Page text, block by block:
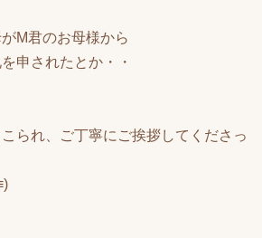
M君のお母様から
申されたとか・・
られ、ご丁寧にご挨拶してくださっ